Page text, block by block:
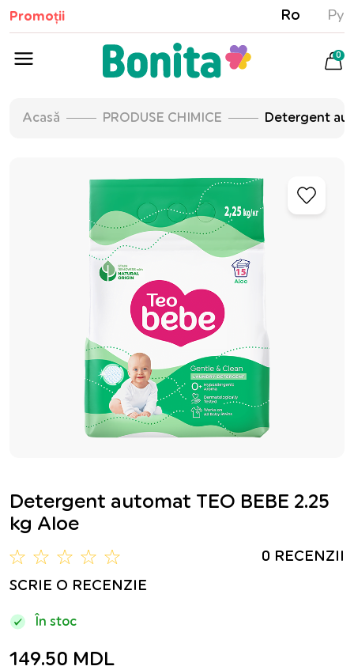
Promoții Ro Ру
0
Acasă PRODUSE CHIMICE Detergent
Detergent automat TEO BEBE 2.25
kg Aloe
0 RECENZII
SCRIE O RECENZIE
În stoc
149.50 MDL